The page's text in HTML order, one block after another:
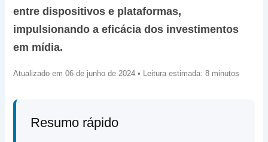
entre dispositivos e plataformas,
impulsionando a eficácia dos investimentos
em mídia.
Atualizado em 06 de junho de 2024 • Leitura estimada: 8 minutos
Resumo rápido